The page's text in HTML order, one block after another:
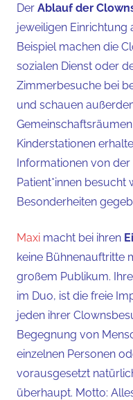
Der Ablauf der
jeweiligen Einrichtung
Beispiel machen die
sozialen Dienst oder
Zimmerbesuche bei
und schauen
Kinderstationen
Informationen von
Patient*innen
Besonderheiten
Maxi macht bei ihren
keine Bühnenauftritte
großem Publikum.
im Duo, ist die freie
jeden ihrer
Begegnung von
einzelnen Personen
vorausgesetzt
überhaupt. Motto: